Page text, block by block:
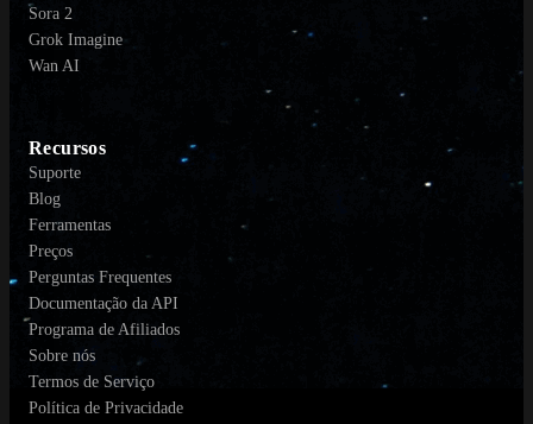
Sora 2
Grok Imagine
Wan AI
Recursos
Suporte
Blog
Ferramentas
Preços
Perguntas Frequentes
Documentação da API
Programa de Afiliados
Sobre nós
Termos de Serviço
Política de Privacidade